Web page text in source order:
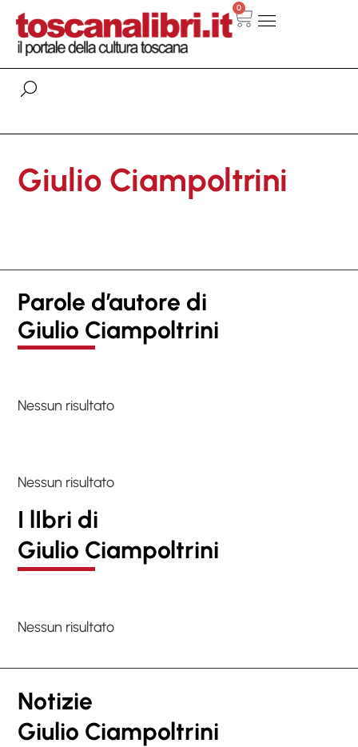
0
Giulio Ciampoltrini
Parole d’autore di
Giulio Ciampoltrini
Nessun risultato
Nessun risultato
I lIbri di
Giulio Ciampoltrini
Nessun risultato
Notizie
Giulio Ciampoltrini